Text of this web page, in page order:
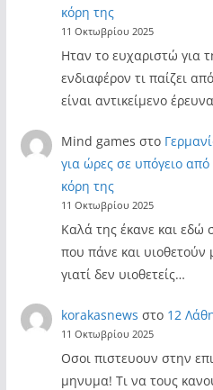
κόρη της
11 Οκτωβρίου 2025
Ηταν το ευχαριστώ για
ενδιαφέρον τι παίζει
είναι αντικείμενο
Mind games στο
για ώρες σε υπόγειο
κόρη της
11 Οκτωβρίου 2025
Καλά της έκανε και εδώ
που πάνε και υιοθετούν
γιατί δεν υιοθετείς…
korakasnews στο 12
11 Οκτωβρίου 2025
Οσοι πιστευουν στην
μηνυμα! Τι να τους